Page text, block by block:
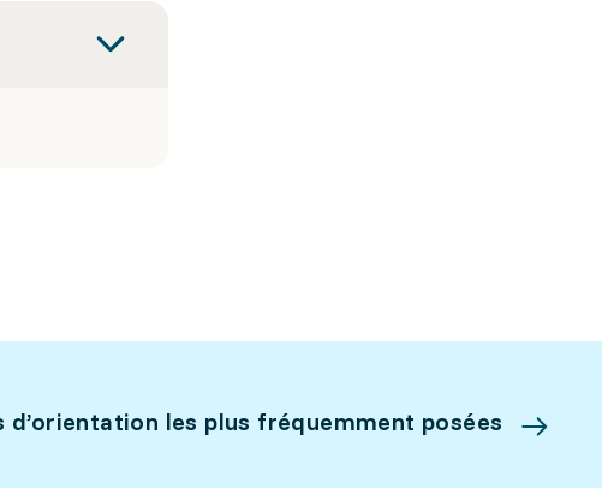
d’orientation les plus fréquemment posées